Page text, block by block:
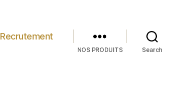
Recrutement
NOS PRODUITS Search